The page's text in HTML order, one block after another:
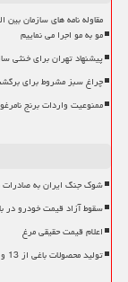
مقاوله نامه های سازمان
مو به مو اجرا می نماییم
پیشنهاد تهران برای خنثی
چراغ سبز مشروط برای
ممنوعیت واردات برنج
شوک جنگ ایران به صادرات
سقوط آزاد قیمت خودرو در
اعلام قیمت حقیقی مرغ
تولید محصولات باغی از 13 و شش دهم میلیون تن گذشت